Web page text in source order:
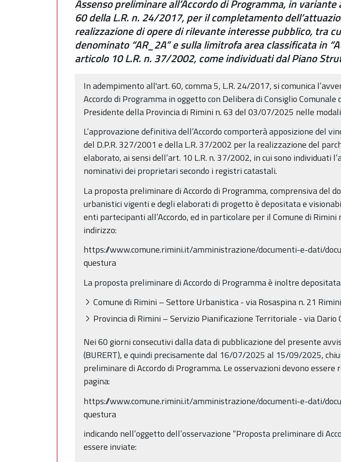
Assenso preliminare all’Accordo di Programma, in
60 della L.R. n. 24/2017, per il completamento
realizzazione di opere di rilevante interesse pubblico, tra
denominato “AR_2A” e sulla limitrofa area classificata in
articolo 10 L.R. n. 37/2002, come individuati dal Piano
In adempimento all'art. 60, comma 5, L.R. 24/2017, si comunica
Accordo di Programma in oggetto con Delibera di Consiglio
Presidente della Provincia di Rimini n. 63 del 03/07/2025 nelle
L’approvazione definitiva dell’Accordo comporterà apposizione del
del D.P.R. 327/2001 e della L.R. 37/2002 per la realizzazione del
elaborato, ai sensi dell’art. 10 L.R. n. 37/2002, in cui sono individuati
nominativi dei proprietari secondo i registri catastali.
La proposta preliminare di Accordo di Programma, comprensiva del
urbanistici vigenti e degli elaborati di progetto è depositata e
enti partecipanti all’Accordo, ed in particolare per il Comune di
indirizzo:
https://www.comune.rimini.it/amministrazione/documenti-e-dati/
questura
La proposta preliminare di Accordo di Programma è inoltre
Comune di Rimini – Settore Urbanistica - via Rosaspina n. 21
Provincia di Rimini – Servizio Pianificazione Territoriale - via Dario
Nei 60 giorni consecutivi dalla data di pubblicazione del presente
(BURERT), e quindi precisamente dal 16/07/2025 al 15/09/2025,
preliminare di Accordo di Programma. Le osservazioni devono
pagina:
https://www.comune.rimini.it/amministrazione/documenti-e-dati/
questura
indicando nell’oggetto dell’osservazione “Proposta preliminare di
essere inviate: